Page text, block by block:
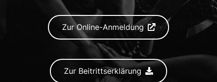
Zur Online-Anmeldung
Zur Beitrittserklärung